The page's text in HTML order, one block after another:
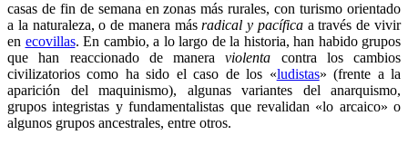
casas de fin de semana en zonas más rurales, con turismo orientado
a la naturaleza, o de manera másradical y pacífica a través de vivir
en ecovillas. En cambio, a lo largo de la historia, han habido grupos
que han reaccionado de maneraviolenta contra los cambios
civilizatorios como ha sido el caso de los «ludistas» (frente a la
aparición del maquinismo), algunas variantes del anarquismo,
grupos integristas y fundamentalistas que revalidan «lo arcaico» o
algunos grupos ancestrales, entre otros.